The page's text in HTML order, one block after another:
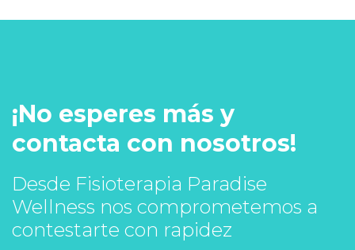
¡No esperes más y
contacta con nosotros!
Desde Fisioterapia Paradise
Wellness nos comprometemos a
contestarte con rapidez